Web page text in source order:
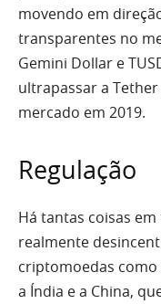
movendo em
transparentes no
Gemini Dollar e
ultrapassar a
mercado em 2019.
Regulação
Há tantas coisas
realmente
criptomoedas
a Índia e a China,